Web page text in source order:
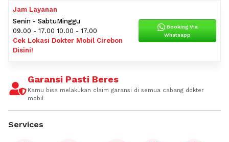
Jam Layanan
Senin - Sabtu
09.00 - 17.00
Minggu
10.00 - 17.00
Cek Lokasi Dokter Mobil Cirebon
Disini!
Booking Via
Whatsapp
Garansi Pasti Beres
Kamu bisa melakukan claim garansi di semua cabang dokter
mobil
Services